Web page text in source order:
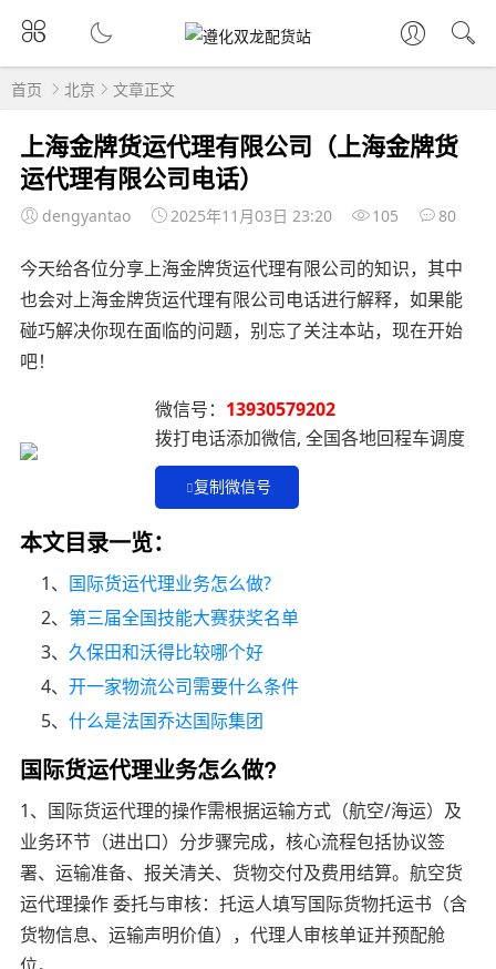
首页 北京 文章正文
上海金牌货运代理有限公司（上海金牌货
运代理有限公司电话）
dengyantao 2025年11月03日 23:20 105 80
今天给各位分享上海金牌货运代理有限公司的知识，其中
也会对上海金牌货运代理有限公司电话进行解释，如果能
碰巧解决你现在面临的问题，别忘了关注本站，现在开始
吧！
微信号： 13930579202
拨打电话添加微信, 全国各地回程车调度
复制微信号
本文目录一览：
1、 国际货运代理业务怎么做?
2、 第三届全国技能大赛获奖名单
3、久保田和沃得比较哪个好
4、开一家物流公司需要什么条件
5、什么是法国乔达国际集团
国际货运代理业务怎么做?
1、国际货运代理的操作需根据运输方式（航空/海运）及
业务环节（进出口）分步骤完成，核心流程包括协议签
署、运输准备、报关清关、货物交付及费用结算。航空货
运代理操作 委托与审核：托运人填写国际货物托运书（含
货物信息、运输声明价值），代理人审核单证并预配舱